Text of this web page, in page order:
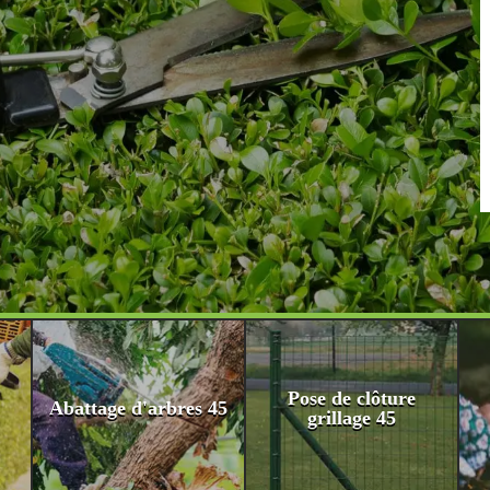
Abattage d'arbres 45
Pose de clôture
grillage 45